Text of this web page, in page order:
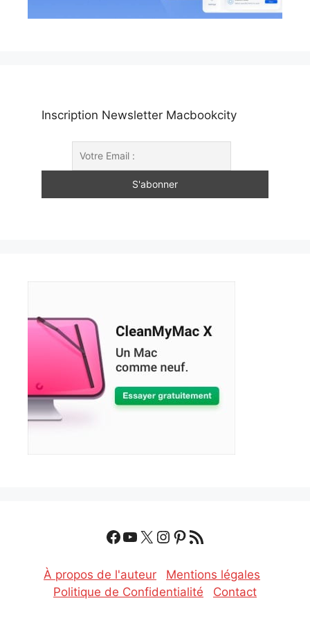
Inscription Newsletter Macbookcity
Facebook
YouTube
X Instagram
Pinterest
Flux RSS
À propos de l'auteur
Mentions légales
Politique de Confidentialité
Contact